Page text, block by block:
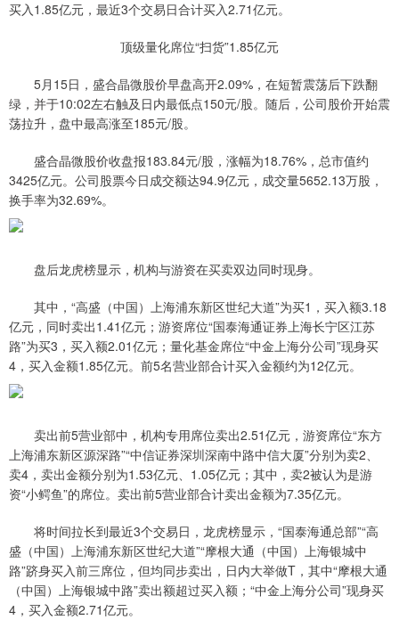
买入1.85亿元，最近3个交易日合计买入2.71亿元。
顶级量化席位“扫货”1.85亿元
5月15日，盛合晶微股价早盘高开2.09%，在短暂震荡后下跌翻
绿，并于10:02左右触及日内最低点150元/股。随后，公司股价开始震
荡拉升，盘中最高涨至185元/股。
盛合晶微股价收盘报183.84元/股，涨幅为18.76%，总市值约
3425亿元。公司股票今日成交额达94.9亿元，成交量5652.13万股，
换手率为32.69%。
盘后龙虎榜显示，机构与游资在买卖双边同时现身。
其中，“高盛（中国）上海浦东新区世纪大道”为买1，买入额3.18
亿元，同时卖出1.41亿元；游资席位“国泰海通证券上海长宁区江苏
路”为买3，买入额2.01亿元；量化基金席位“中金上海分公司”现身买
4，买入金额1.85亿元。前5名营业部合计买入金额约为12亿元。
卖出前5营业部中，机构专用席位卖出2.51亿元，游资席位“东方
上海浦东新区源深路”“中信证券深圳深南中路中信大厦”分别为卖2、
卖4，卖出金额分别为1.53亿元、1.05亿元；其中，卖2被认为是游
资“小鳄鱼”的席位。卖出前5营业部合计卖出金额为7.35亿元。
将时间拉长到最近3个交易日，龙虎榜显示，“国泰海通总部”“高
盛（中国）上海浦东新区世纪大道”“摩根大通（中国）上海银城中
路”跻身买入前三席位，但均同步卖出，日内大举做T，其中“摩根大通
（中国）上海银城中路”卖出额超过买入额；“中金上海分公司”现身买
4，买入金额2.71亿元。